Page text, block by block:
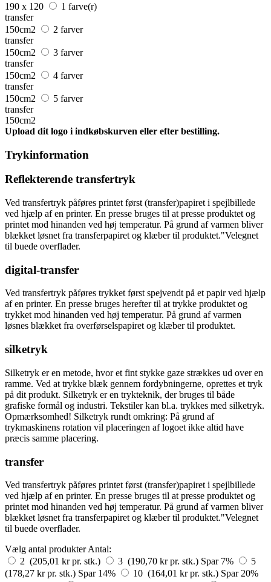
190 x 120
1 farve(r)
transfer
150cm2
2 farver
transfer
150cm2
3 farver
transfer
150cm2
4 farver
transfer
150cm2
5 farver
transfer
150cm2
Upload dit logo i indkøbskurven eller efter bestilling.
Trykinformation
Reflekterende transfertryk
Ved transfertryk påføres printet først (transfer)papiret i spejlbillede
ved hjælp af en printer. En presse bruges til at presse produktet og
printet mod hinanden ved høj temperatur. På grund af varmen bliver
blækket løsnet fra transferpapiret og klæber til produktet."Velegnet
til buede overflader.
digital-transfer
Ved transfertryk påføres trykket først spejvendt på et papir ved hjælp
af en printer. En presse bruges herefter til at trykke produktet og
trykket mod hinanden ved høj temperatur. På grund af varmen
løsnes blækket fra overførselspapiret og klæber til produktet.
silketryk
Silketryk er en metode, hvor et fint stykke gaze strækkes ud over en
ramme. Ved at trykke blæk gennem fordybningerne, oprettes et tryk
på dit produkt. Silketryk er en trykteknik, der bruges til både
grafiske formål og industri. Tekstiler kan bl.a. trykkes med silketryk.
Opmærksomhed! Silketryk rundt omkring: På grund af
trykmaskinens rotation vil placeringen af logoet ikke altid have
præcis samme placering.
transfer
Ved transfertryk påføres printet først (transfer)papiret i spejlbillede
ved hjælp af en printer. En presse bruges til at presse produktet og
printet mod hinanden ved høj temperatur. På grund af varmen bliver
blækket løsnet fra transferpapiret og klæber til produktet."Velegnet
til buede overflader.
Vælg antal produkter Antal:
2 (205,01 kr pr. stk.)
3 (190,70 kr pr. stk.) Spar 7%
5
(178,27 kr pr. stk.) Spar 14% 10 (164,01 kr pr. stk.) Spar 20%